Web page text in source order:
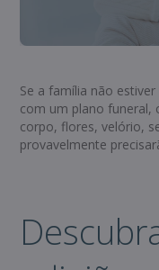
Se a família não
com um plano funeral,
corpo, flores, velório,
provavelmente